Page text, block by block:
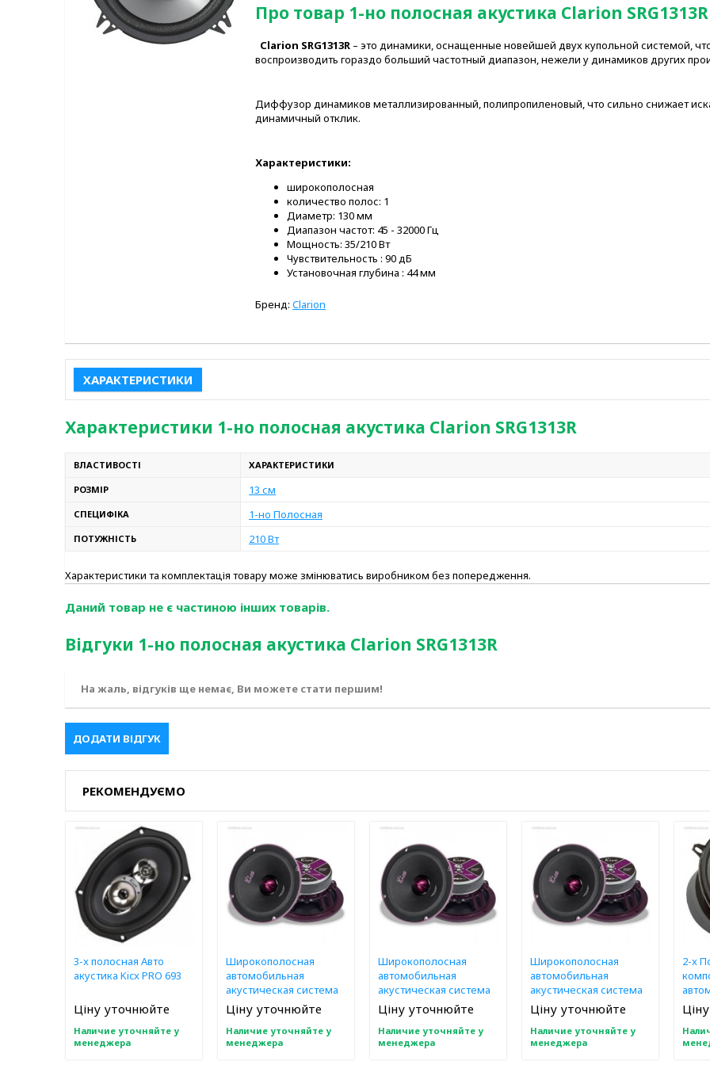
Про товар 1-но полосная акустика Clarion SRG1313R
Clarion SRG1313R – это динамики, оснащенные новейшей двух купольной системой,
воспроизводить гораздо больший частотный диапазон, нежели у динамиков других
Диффузор динамиков металлизированный, полипропиленовый, что сильно снижает
динамичный отклик.
Характеристики:
широкополосная
количество полос: 1
Диаметр: 130 мм
Диапазон частот: 45 - 32000 Гц
Мощность: 35/210 Вт
Чувствительность : 90 дБ
Установочная глубина : 44 мм
Бренд: Clarion
ХАРАКТЕРИСТИКИ
Характеристики 1-но полосная акустика Clarion SRG1313R
ВЛАСТИВОСТІ ХАРАКТЕРИСТИКИ
РОЗМІР 13 см
СПЕЦИФІКА 1-но Полосная
ПОТУЖНІСТЬ 210 Вт
Характеристики та комплектація товару може змінюватись виробником без попередження.
Даний товар не є частиною інших товарів.
Відгуки 1-но полосная акустика Clarion SRG1313R
На жаль, відгуків ще немає, Ви можете стати першим!
ДОДАТИ ВІДГУК
РЕКОМЕНДУЄМО
3-x полосная Авто
акустика Kicx PRO 693
Ціну уточнюйте
Наличие уточняйте у
менеджера
Широкополосная
автомобильная
акустическая система
Kicx PRO 6.5A
Ціну уточнюйте
Наличие уточняйте у
менеджера
Широкополосная
автомобильная
акустическая система
Kicx PRO 8A
Ціну уточнюйте
Наличие уточняйте у
менеджера
Широкополосная
автомобильная
акустическая система
Kicx PRO 8M
Ціну уточнюйте
Наличие уточняйте у
менеджера
2-x
Kicx